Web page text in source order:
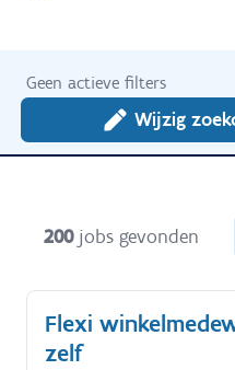
Geen actieve filters
Wijzig
200 jobs gevonden
Flexi
zelf